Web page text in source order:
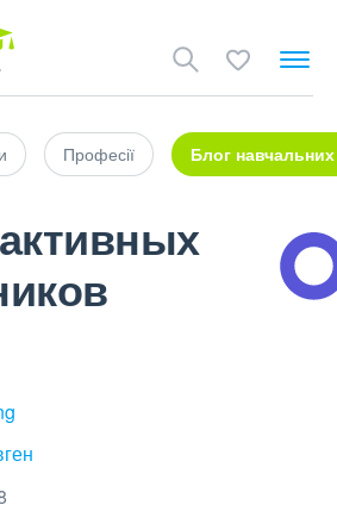
Професії Блог навчальних